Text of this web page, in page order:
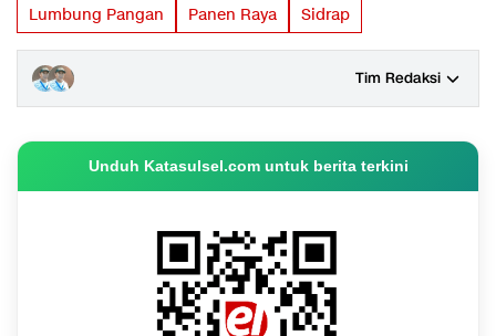
Lumbung Pangan
Panen Raya Sidrap
Tim Redaksi
Unduh Katasulsel.com untuk berita terkini